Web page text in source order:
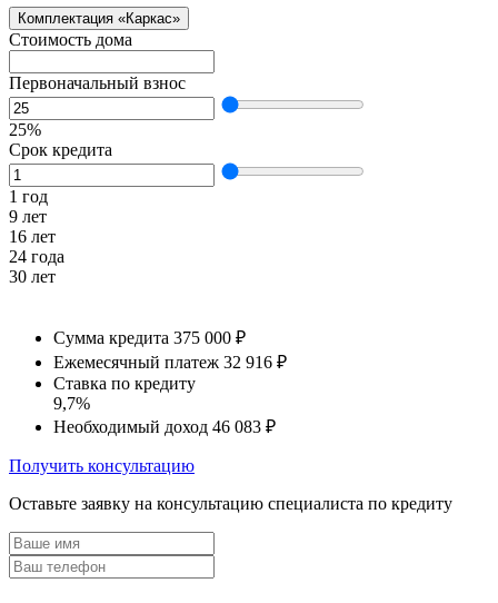
Комплектация «Каркас»
Стоимость дома
Первоначальный взнос
25%
Срок кредита
1 год
9 лет
16 лет
24 года
30 лет
Сумма кредита 375 000 ₽
Ежемесячный платеж 32 916 ₽
Ставка по кредиту
9,7%
Необходимый доход 46 083 ₽
Получить консультацию
Оставьте заявку на консультацию специалиста по кредиту